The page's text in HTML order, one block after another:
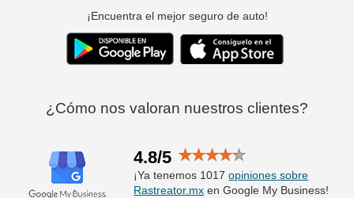
¡Encuentra el mejor seguro de auto!
¿Cómo nos valoran nuestros clientes?
4.8/5
¡Ya tenemos 1017opiniones sobre
Rastreator.mx en Google My Business!